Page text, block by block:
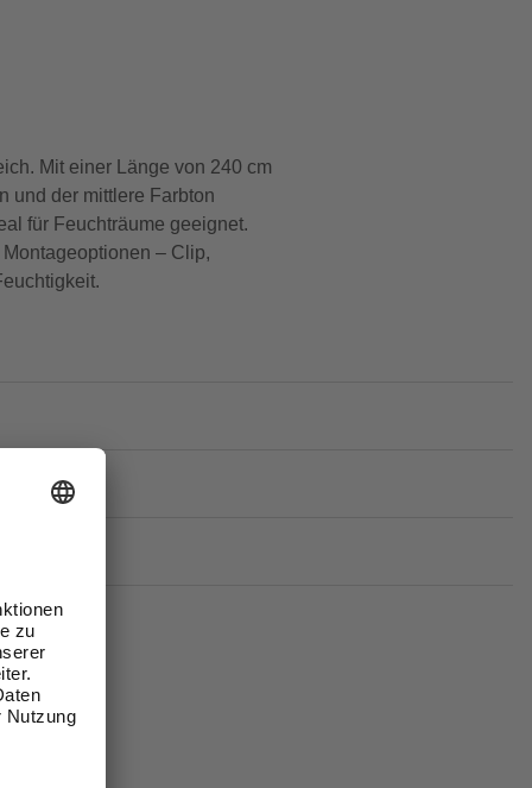
Mit einer Länge von 240 cm
und der mittlere Farbton
für Feuchträume geeignet.
– Clip,